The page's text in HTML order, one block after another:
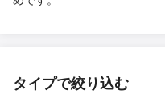
タイプで絞り込む